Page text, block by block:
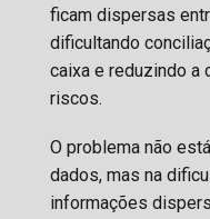
ficam dispersas
dificultando
caixa e reduzindo a
riscos.
O problema não
dados, mas na
informações